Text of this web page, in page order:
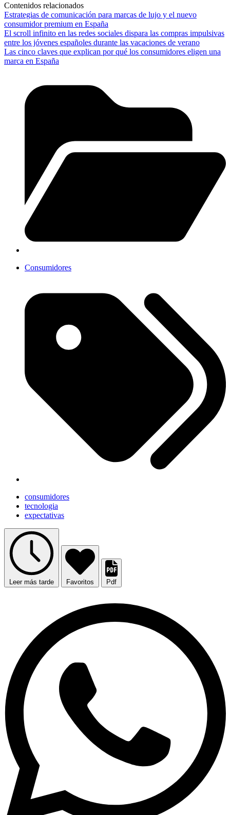
Contenidos relacionados
Estrategias de comunicación para marcas de lujo y el nuevo
consumidor premium en España
El scroll infinito en las redes sociales dispara las compras impulsivas
entre los jóvenes españoles durante las vacaciones de verano
Las cinco claves que explican por qué los consumidores eligen una
marca en España
Consumidores
consumidores
tecnologia
expectativas
Leer más tarde Favoritos Pdf